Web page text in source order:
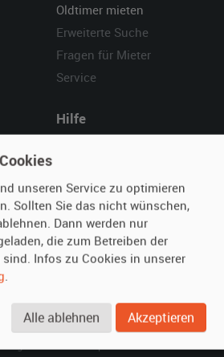
Oldtimer mieten
Erweiterte Suche
Fragen für Mieter
Service
Hilfe
Kontakt
unseren Service zu optimieren
Sollten Sie das nicht wünschen,
Dann werden nur
die zum Betreiben der
Infos zu Cookies in unserer
.
Alle ablehnen Akzeptieren